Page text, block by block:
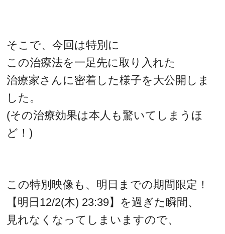
そこで、今回は特別に
この治療法を一足先に取り入れた
治療家さんに密着した様子を大公開しま
した。
(その治療効果は本人も驚いてしまうほ
ど！)
この特別映像も、明日までの期間限定！
【明日12/2(木) 23:39】を過ぎた瞬間、
見れなくなってしまいますので、